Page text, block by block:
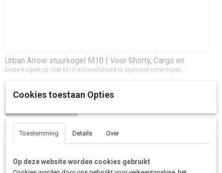
Urban Arrow stuurkogel M10 | Voor Shorty, Cargo en
Family
Deze kogelkop met M10-schroefdraad is speciaal ontworpen…
€ 32,50
Cookies toestaan Opties
Toestemming Details Over
Op deze website worden cookies gebruikt